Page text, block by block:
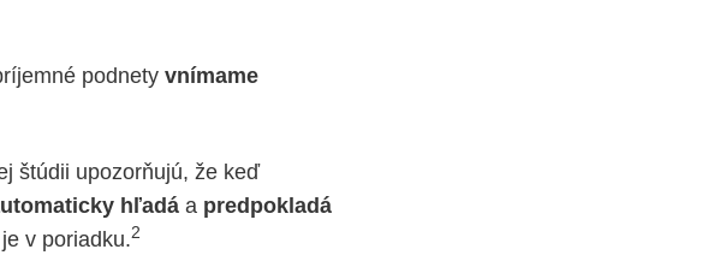
podnety vnímame
štúdii upozorňujú, že keď
hľadá a predpokladá
v poriadku.2